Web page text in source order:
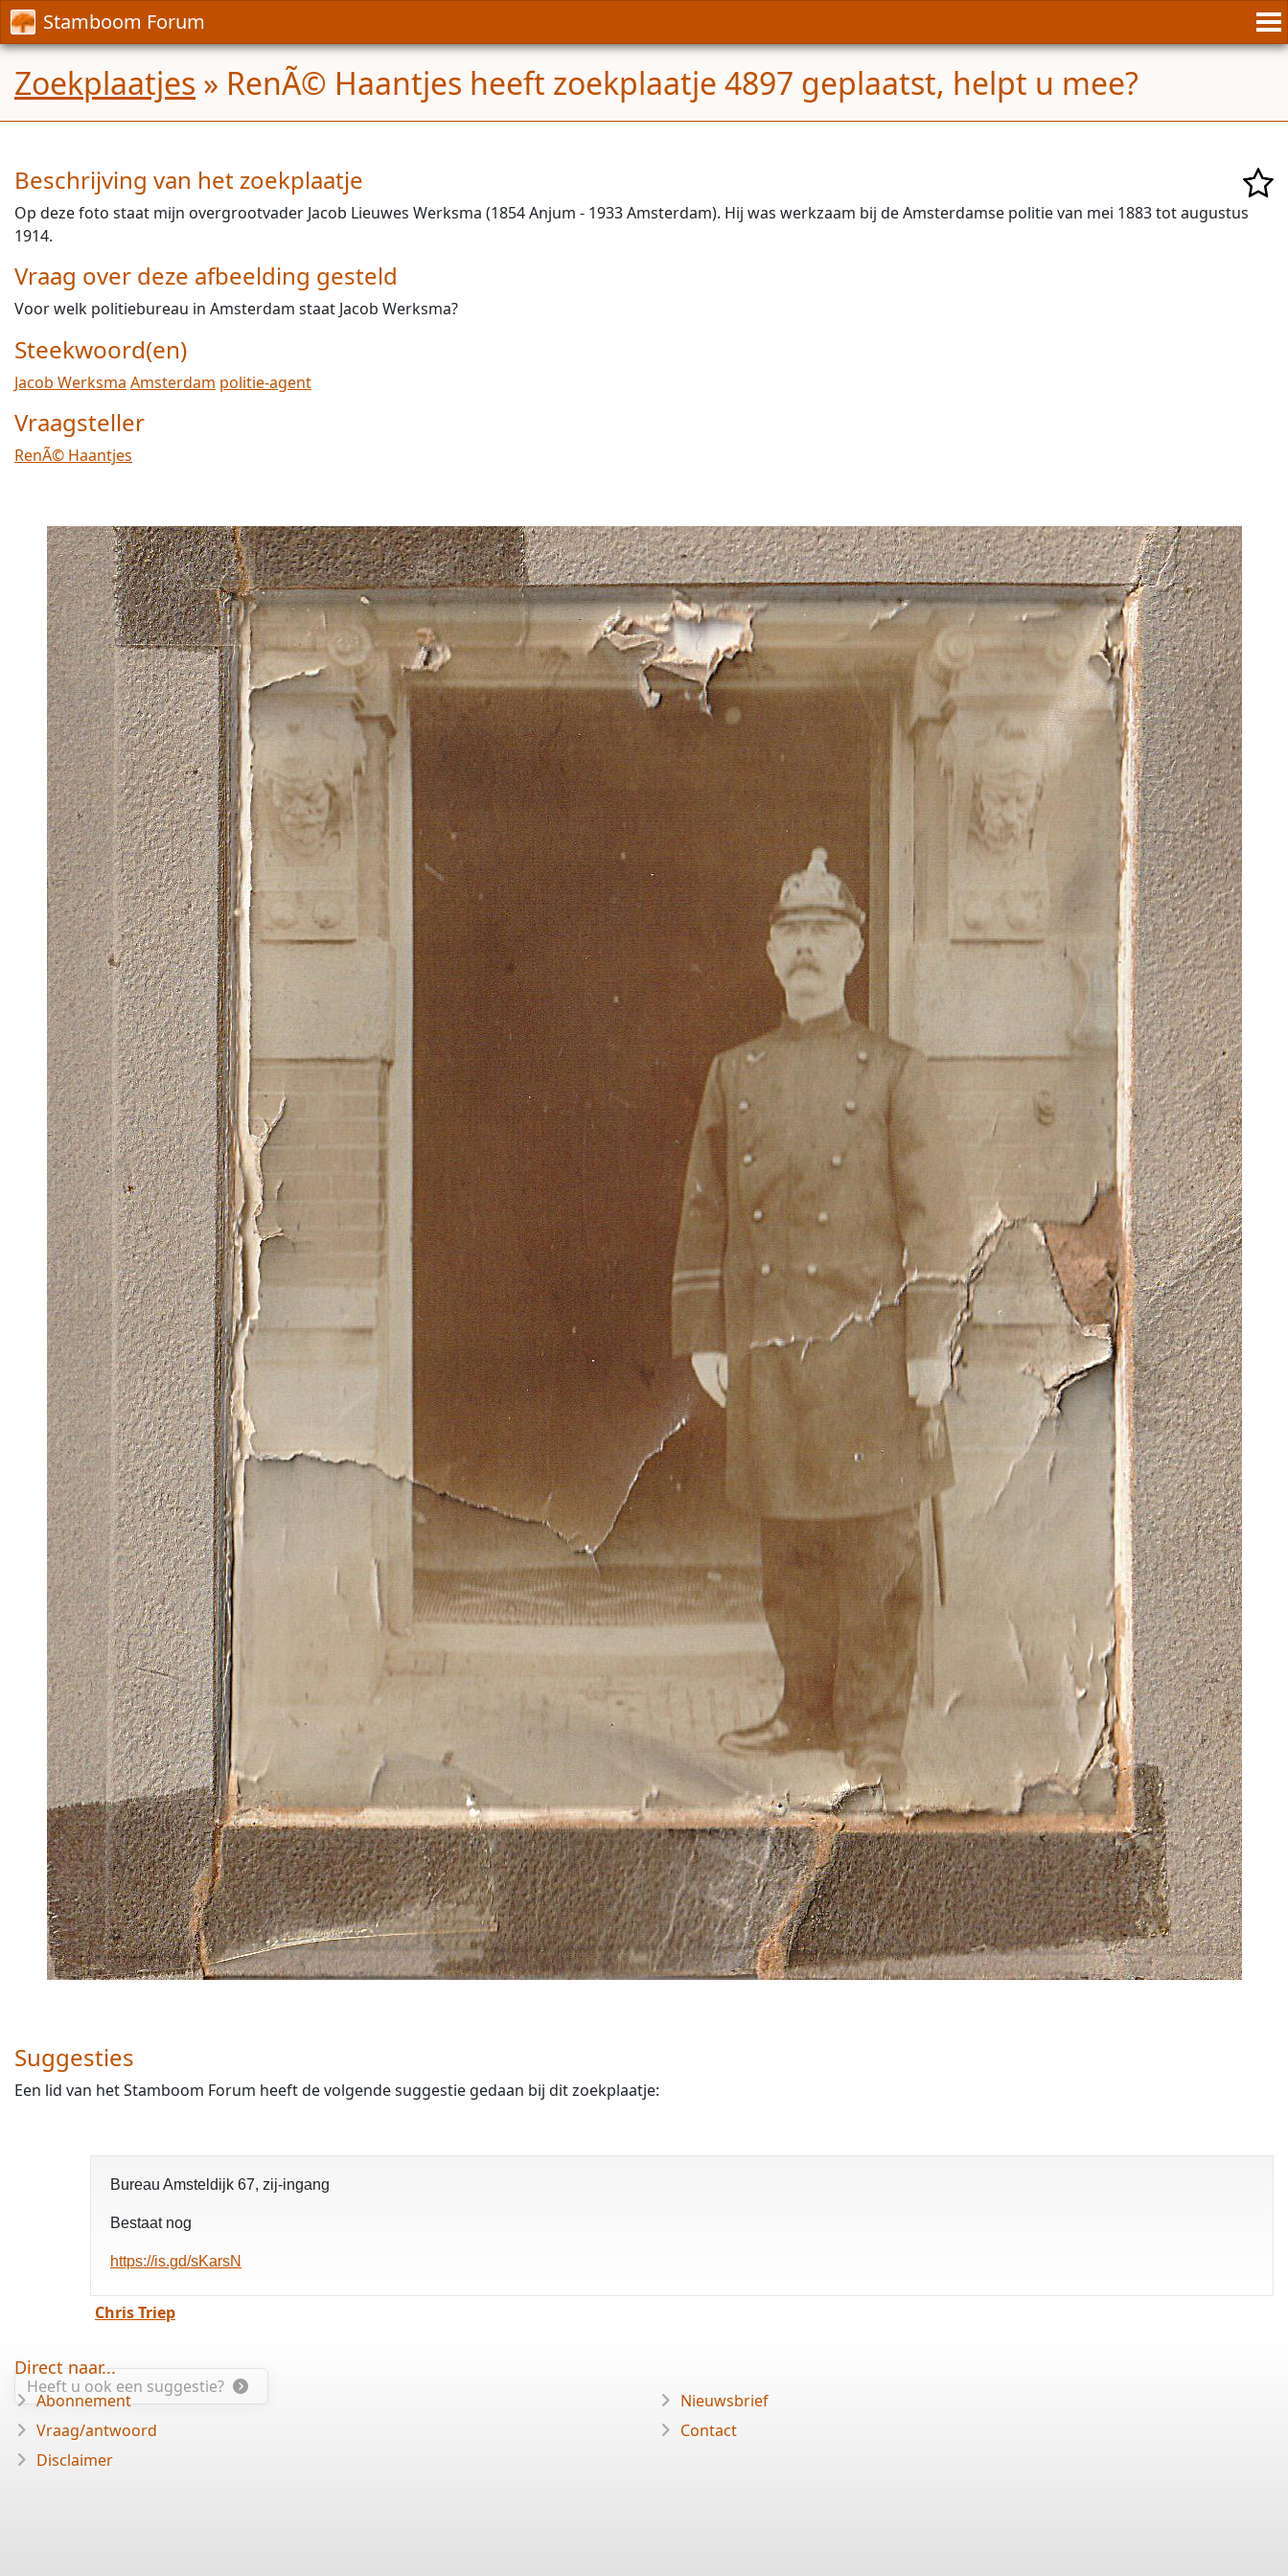
Stamboom Forum
Zoekplaatjes » RenÃ© Haantjes heeft zoekplaatje 4897 geplaatst, helpt u mee?
Beschrijving van het zoekplaatje
Op deze foto staat mijn overgrootvader Jacob Lieuwes Werksma (1854 Anjum - 1933 Amsterdam). Hij was werkzaam bij de Amsterdamse politie van mei 1883 tot augustus
1914.
Vraag over deze afbeelding gesteld
Voor welk politiebureau in Amsterdam staat Jacob Werksma?
Steekwoord(en)
Jacob Werksma Amsterdam politie-agent
Vraagsteller
RenÃ© Haantjes
Suggesties
Een lid van het Stamboom Forum heeft de volgende suggestie gedaan bij dit zoekplaatje:
Bureau Amsteldijk 67, zij-ingang
Bestaat nog
https://is.gd/sKarsN
Chris Triep
Heeft u ook een suggestie?
Direct naar...
Abonnement
Vraag/antwoord
Disclaimer
Nieuwsbrief
Contact